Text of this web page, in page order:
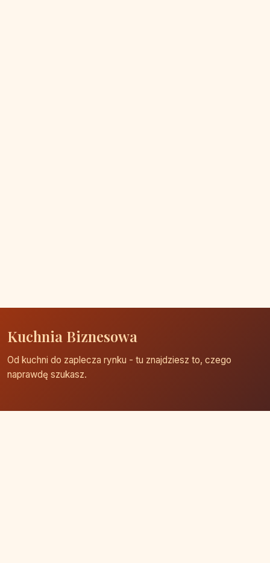
Kuchnia Biznesowa
Od kuchni do zaplecza rynku - tu znajdziesz to, czego
naprawdę szukasz.